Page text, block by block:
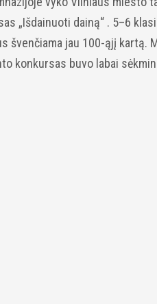
„Išdainuoti dainą“ . 5–6
švenčiama jau 100-ąjį kartą.
konkursas buvo labai